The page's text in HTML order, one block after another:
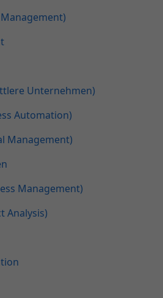
Unternehmen)
Automation)
Management)
Management)
Analysis)